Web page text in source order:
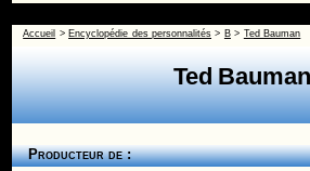
Accueil > Encyclopédie des personnalités > B> Ted Bauman
Ted
Producteur de :